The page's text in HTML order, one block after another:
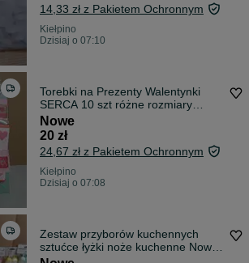
14,33 zł z Pakietem Ochronnym
Kiełpino
Dzisiaj o 07:10
Torebki na Prezenty Walentynki
SERCA 10 szt różne rozmiary
serduszka
Nowe
20 zł
24,67 zł z Pakietem Ochronnym
Kiełpino
Dzisiaj o 07:08
Zestaw przyborów kuchennych
sztućce łyżki noże kuchenne Nowe
33 sztuki